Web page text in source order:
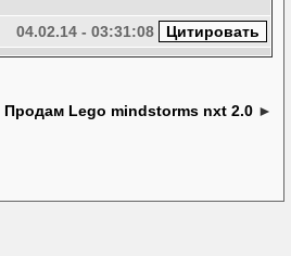
04.02.14 - 03:31:08
Продам Lego mindstorms nxt 2.0 ►